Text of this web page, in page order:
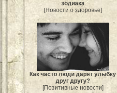
зодиака
[Новости о здоровье]
Как часто люди дарят улыбку
друг другу?
[Позитивные новости]